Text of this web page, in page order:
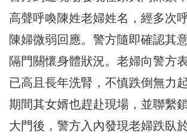
高聲呼喚陳姓老婦姓名，經多次
陳婦微弱回應。警方隨即確認其
隔門關懷身體狀況。老婦向警方
已高且長年洗腎，不慎跌倒無力
期間其女婿也趕赴現場，並聯繫
大門後，警方入內發現老婦跌臥